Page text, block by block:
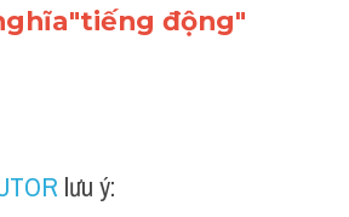
động"
lưu ý: